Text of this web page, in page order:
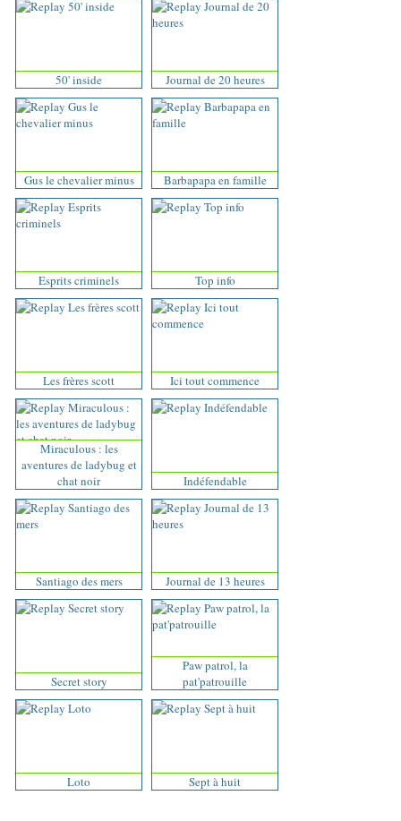
50' inside Journal de 20 heures
Gus le chevalier minus Barbapapa en famille
Esprits criminels Top info
Les frères scott Ici tout commence
Miraculous : les
aventures de ladybug et
chat noir
Indéfendable
Santiago des mers Journal de 13 heures
Secret story
Paw patrol, la
pat'patrouille
Loto Sept à huit